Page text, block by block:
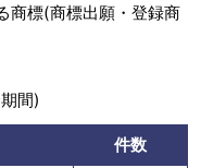
商標(商標出願・登録商
間)
件数